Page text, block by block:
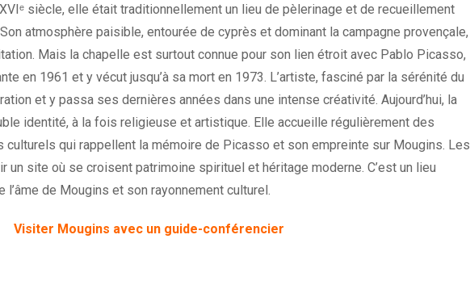
siècle, elle était traditionnellement un lieu de pèlerinage et de recueillement
atmosphère paisible, entourée de cyprès et dominant la campagne provençale,
Mais la chapelle est surtout connue pour son lien étroit avec Pablo Picasso,
en 1961 et y vécut jusqu’à sa mort en 1973. L’artiste, fasciné par la sérénité du
et y passa ses dernières années dans une intense créativité. Aujourd’hui, la
identité, à la fois religieuse et artistique. Elle accueille régulièrement des
qui rappellent la mémoire de Picasso et son empreinte sur Mougins. Les
un site où se croisent patrimoine spirituel et héritage moderne. C’est un lieu
l’âme de Mougins et son rayonnement culturel.
Visiter Mougins avec un guide-conférencier